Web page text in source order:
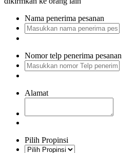
Nama penerima pesanan
Nomor telp penerima pesanan
Alamat
Pilih Propinsi